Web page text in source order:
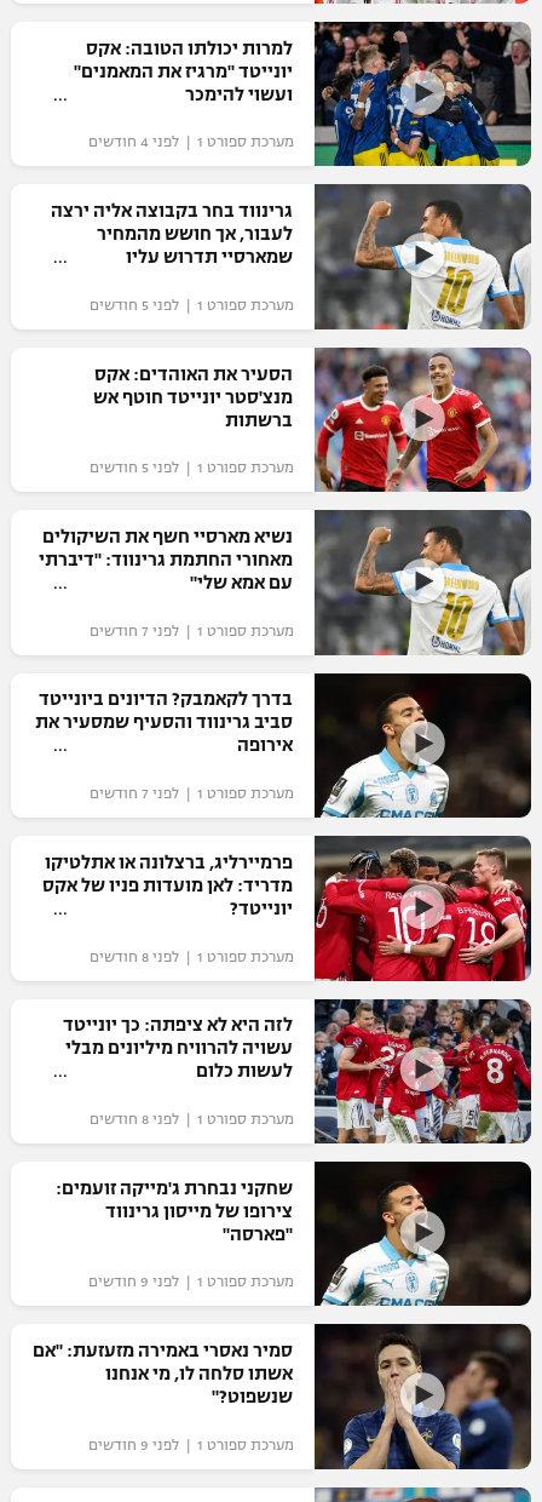
רשיון להקרנה פומבית לבית עסק
הצטרפות לחבילת הערוצים
לוח דרושים – ג'ובנט
תגיות
המגזין
למרות יכולתו הטובה: אקס
יונייטד "מרגיז את המאמנים"
ועשוי להימכר
מערכת ספורט 1 | לפני 4 חודשים
גרינווד בחר בקבוצה אליה ירצה
לעבור, אך חושש מהמחיר
שמארסיי תדרוש עליו
מערכת ספורט 1 | לפני 5 חודשים
הסעיר את האוהדים: אקס
מנצ'סטר יונייטד חוטף אש
ברשתות
מערכת ספורט 1 | לפני 5 חודשים
נשיא מארסיי חשף את השיקולים
מאחורי החתמת גרינווד: "דיברתי
עם אמא שלי"
מערכת ספורט 1 | לפני 7 חודשים
בדרך לקאמבק? הדיונים ביונייטד
סביב גרינווד והסעיף שמסעיר את
אירופה
מערכת ספורט 1 | לפני 7 חודשים
פרמיירליג, ברצלונה או אתלטיקו
מדריד: לאן מועדות פניו של אקס
יונייטד?
מערכת ספורט 1 | לפני 8 חודשים
לזה היא לא ציפתה: כך יונייטד
עשויה להרוויח מיליונים מבלי
לעשות כלום
מערכת ספורט 1 | לפני 8 חודשים
שחקני נבחרת ג'מייקה זועמים:
צירופו של מייסון גרינווד
"פארסה"
מערכת ספורט 1 | לפני 9 חודשים
סמיר נאסרי באמירה מזעזעת: "אם
אשתו סלחה לו, מי אנחנו
שנשפוט?"
מערכת ספורט 1 | לפני 9 חודשים